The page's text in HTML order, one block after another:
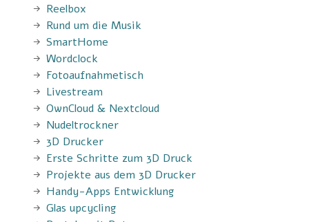
Reelbox
Rund um die Musik
SmartHome
Wordclock
Fotoaufnahmetisch
Livestream
OwnCloud & Nextcloud
Nudeltrockner
3D Drucker
Erste Schritte zum 3D Druck
Projekte aus dem 3D Drucker
Handy-Apps Entwicklung
Glas upcycling